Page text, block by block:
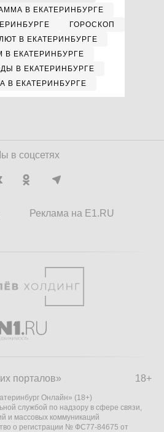
В ЕКАТЕРИНБУРГЕ
ГОРОСКОП
В ЕКАТЕРИНБУРГЕ
В ЕКАТЕРИНБУРГЕ
В ЕКАТЕРИНБУРГЕ
В ЕКАТЕРИНБУРГЕ
в соцсетях
Реклама на E1.RU
18+
порталов»
Онлайн» (18+)
службой по надзору в сфере связи,
и массовых коммуникаций
о регистрации № ФС77-84675 от